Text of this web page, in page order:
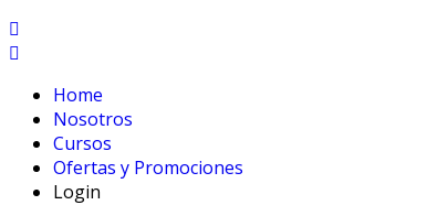
Home
Nosotros
Cursos
Ofertas y Promociones
Login